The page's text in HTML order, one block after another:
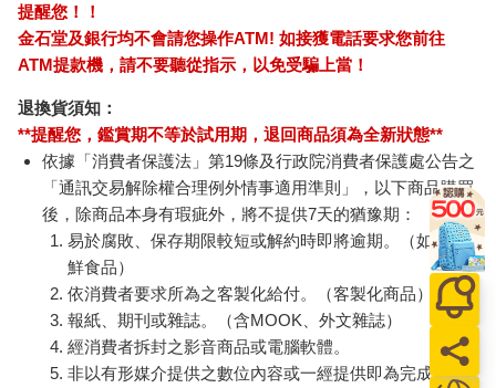
提醒您！！
金石堂及銀行均不會請您操作ATM! 如接獲電話要求您前往
ATM提款機，請不要聽從指示，以免受騙上當！
退換貨須知：
**提醒您，鑑賞期不等於試用期，退回商品須為全新狀態**
依據「消費者保護法」第19條及行政院消費者保護處公告之
「通訊交易解除權合理例外情事適用準則」，以下商品購買
後，除商品本身有瑕疵外，將不提供7天的猶豫期：
易於腐敗、保存期限較短或解約時即將逾期。（如：生
鮮食品）
依消費者要求所為之客製化給付。（客製化商品）
報紙、期刊或雜誌。（含MOOK、外文雜誌）
經消費者拆封之影音商品或電腦軟體。
非以有形媒介提供之數位內容或一經提供即為完成之線